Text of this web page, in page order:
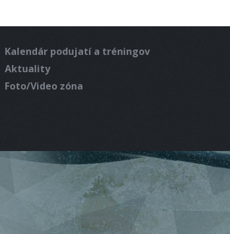
Kalendár podujatí a tréningov
Aktuality
Foto/Video zóna